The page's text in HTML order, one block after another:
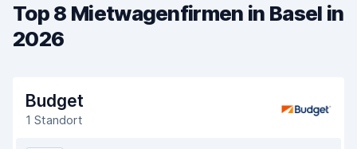
Top 8 Mietwagenfirmen in Basel in
2026
Budget
1 Standort